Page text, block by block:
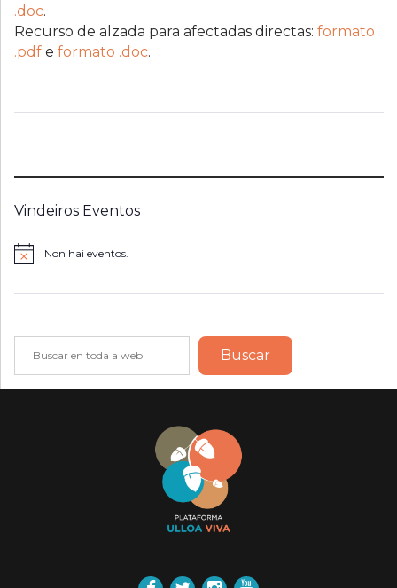
.doc.
Recurso de alzada para afectadas directas: formato
.pdf e formato .doc.
Vindeiros Eventos
Notice Non hai eventos.
Buscar